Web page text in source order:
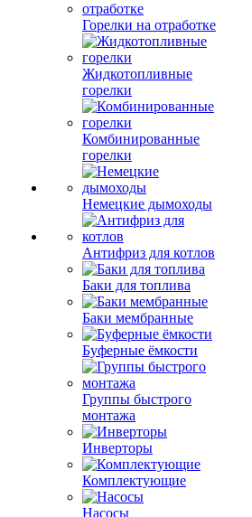
Горелки на отработке
Жидкотопливные
горелки
Комбинированные
горелки
Немецкие дымоходы
Антифриз для котлов
Баки для топлива
Баки мембранные
Буферные ёмкости
Группы быстрого
монтажа
Инверторы
Комплектующие
Насосы